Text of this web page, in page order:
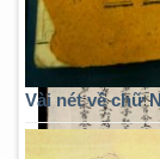
Vài nét về chữ